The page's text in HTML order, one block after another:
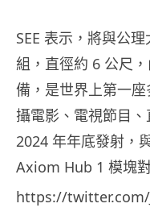
SEE 表示，將與公
組，直徑約 6 公尺
備，是世界上第一
攝電影、電視節目
2024 年年底發射，
Axiom Hub 1 模塊
https://twitter.com/